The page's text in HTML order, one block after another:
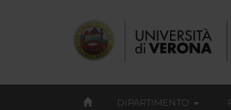
DIPARTIMENTO